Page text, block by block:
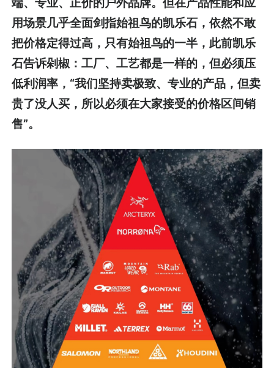
用场景几乎全面剑指始祖鸟的凯乐石，依然不敢
把价格定得过高，只有始祖鸟的一半，此前凯乐
石告诉剁椒：工厂、工艺都是一样的，但必须压
低利润率，“我们坚持卖极致、专业的产品，但卖
贵了没人买，所以必须在大家接受的价格区间销
售”。